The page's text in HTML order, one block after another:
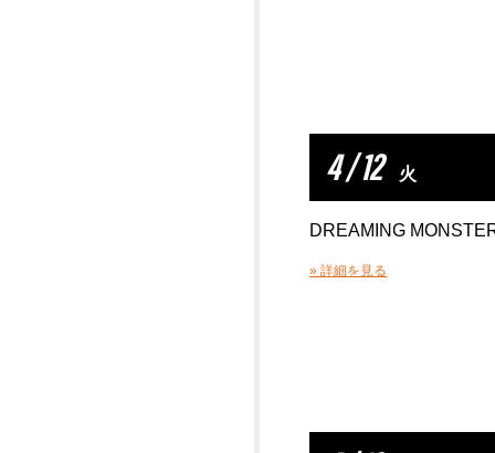
4 / 12 火
DREAMING
» 詳細を見る